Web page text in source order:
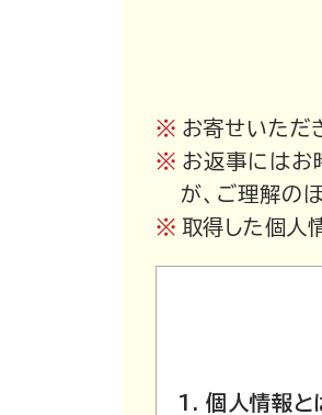
お寄せいただ
お返事にはお
が、ご理解の
取得した個人
1. 個人情報と